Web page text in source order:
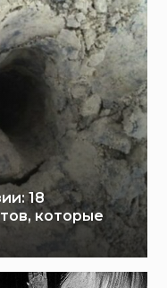
18
которые